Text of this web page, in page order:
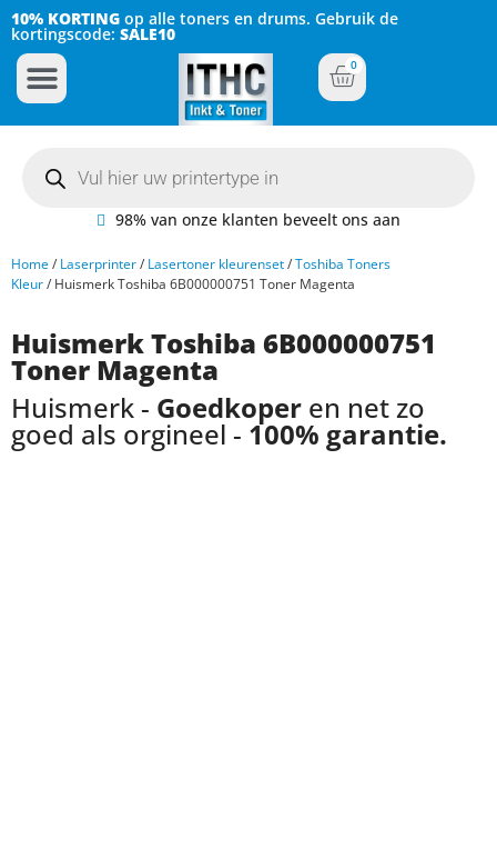
10% KORTING op alle toners en drums. Gebruik de
kortingscode: SALE10
0
98% van onze klanten beveelt ons aan
Home/ Laserprinter/ Lasertoner kleurenset/Toshiba Toners
Kleur/ Huismerk Toshiba 6B000000751 Toner Magenta
Huismerk Toshiba 6B000000751
Toner Magenta
Huismerk - Goedkoper en net zo
goed als orgineel - 100% garantie.